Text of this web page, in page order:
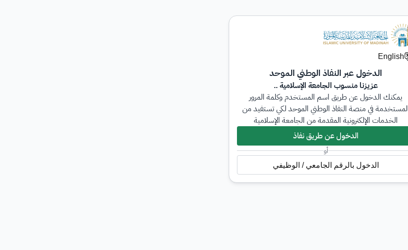
English
الدخول عبر النفاذ الوطني الموحد
عزيزنا منسوب الجامعة الإسلامية ..
يمكنك الدخول عن طريق اسم المستخدم وكلمة المرور
المستخدمة في منصة النفاذ الوطني الموحد لكي تستفيد من
الخدمات الإلكترونية المقدمة من الجامعة الإسلامية
الدخول عن طريق نفاذ
أو
الدخول بالرقم الجامعي / الوظيفي